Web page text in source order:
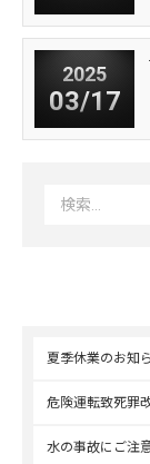
2025
03/17
夏季休業のお知
危険運転致死罪
水の事故にご注